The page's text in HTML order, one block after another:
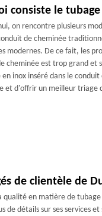
consiste le
on rencontre plusieurs
de cheminée
modernes. De ce fait, les
cheminée est trop grand et
inox inséré dans le
et d'offrir un meilleur triage
de clientèle de
en matière de
détails sur ses services